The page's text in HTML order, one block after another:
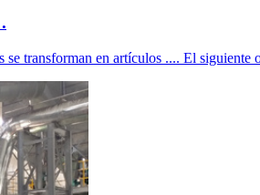
se transforman en artículos .... El